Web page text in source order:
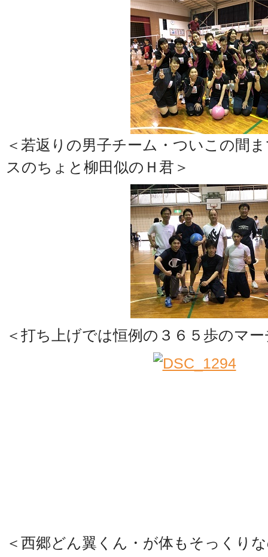
＜若返りの男子チーム・ついこの間
スのちょと柳田似のＨ君＞
＜打ち上げでは恒例の３６５歩のマ
＜西郷どん翼くん・が体もそっくり